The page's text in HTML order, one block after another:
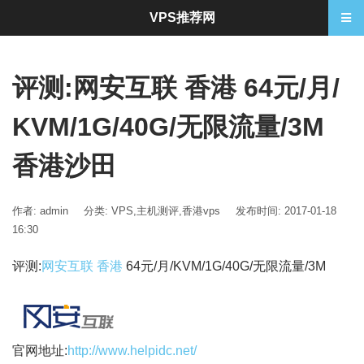
评测:网安互联 香港 64元/月/
KVM/1G/40G/无限流量/3M
香港沙田
作者: admin 分类: VPS,主机测评,香港vps
发布时间: 2017-01-18
16:30
评测:网安互联 香港 64元/月/KVM/1G/40G/无限流量/3M
官网地址:http://www.helpidc.net/
VPS推荐网